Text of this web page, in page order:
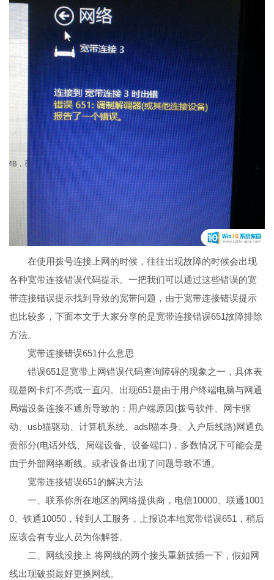
在使用拨号连接上网的时候，往往出现故障的时候会出现
各种宽带连接错误代码提示。一把我们可以通过这些错误的宽
带连接错误提示找到导致的宽带问题，由于宽带连接错误提示
也比较多，下面本文于大家分享的是宽带连接错误651故障排除
方法。
宽带连接错误651什么意思
错误651是宽带上网错误代码查询障碍的现象之一，具体表
现是网卡灯不亮或一直闪。出现651是由于用户终端电脑与网通
局端设备连接不通所导致的：用户端原因(拨号软件、网卡驱
动、usb猫驱动、计算机系统、adsl猫本身、入户后线路)网通负
责部分(电话外线、局端设备、设备端口)，多数情况下可能会是
由于外部网络断线。或者设备出现了问题导致不通。
宽带连接错误651的解决方法
一、联系你所在地区的网络提供商，电信10000、联通1001
0、铁通10050，转到人工服务，上报说本地宽带错误651，稍后
应该会有专业人员为你解答。
二、网线没接上 将网线的两个接头重新拔插一下，假如网
线出现破损最好更换网线。